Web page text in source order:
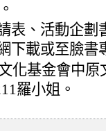
表、活動企劃
下載或至臉書
化基金會中
羅小姐。